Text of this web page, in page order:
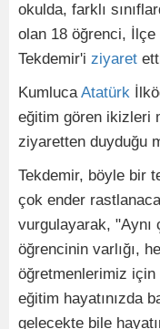
okulda, farklı
olan 18 öğrenci,
Tekdemir'i ziyaret
KumlucaAtatürk
eğitim gören ikizleri
ziyaretten duyduğu
Tekdemir, böyle bir
çok ender
vurgulayarak, "Aynı
öğrencinin varlığı,
öğretmenlerimiz
eğitim hayatınızda
gelecekte bile